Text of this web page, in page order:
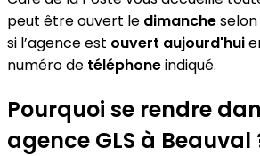
peut être ouvert le dimanche
si l’agence est ouvert aujourd'hui
numéro de téléphoneindiqué.
Pourquoi se rendre
agence GLS à Beauval